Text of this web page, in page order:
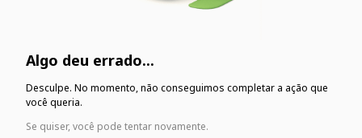
Algo deu errado...
Desculpe. No momento, não conseguimos completar a ação que
você queria.
Se quiser, você pode tentar novamente.